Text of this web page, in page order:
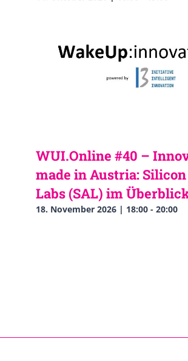
WUI.Online #40 –
made in Austria:
Labs (SAL) im
18. November 2026 | 18:00- 20:00